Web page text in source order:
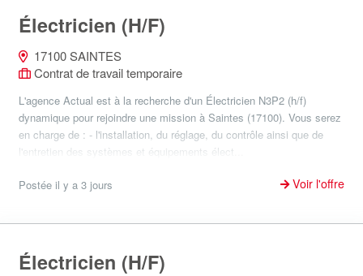
Électricien (H/F)
17100 SAINTES
Contrat de travail temporaire
L'agence Actual est à la recherche d'un Électricien N3P2 (h/f)
dynamique pour rejoindre une mission à Saintes (17100). Vous serez
en charge de : - l'installation, du réglage, du contrôle ainsi que de
l'entretien des systèmes et équipements élect...
Postée il y a 3 jours Voir l'offre
Électricien (H/F)